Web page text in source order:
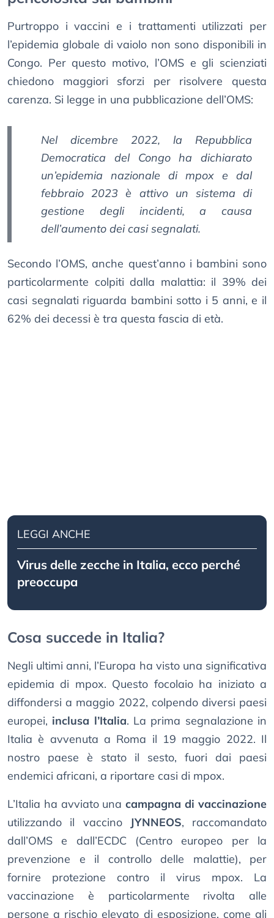
Purtroppo i vaccini e i trattamenti utilizzati per
l’epidemia globale di vaiolo non sono disponibili in
Congo. Per questo motivo, l’OMS e gli scienziati
chiedono maggiori sforzi per risolvere questa
carenza. Si legge in una pubblicazione dell’OMS:
Nel dicembre 2022, la Repubblica
Democratica del Congo ha dichiarato
un’epidemia nazionale di mpox e dal
febbraio 2023 è attivo un sistema di
gestione degli incidenti, a causa
dell’aumento dei casi segnalati.
Secondo l’OMS, anche quest’anno i bambini sono
particolarmente colpiti dalla malattia: il 39% dei
casi segnalati riguarda bambini sotto i 5 anni, e il
62% dei decessi è tra questa fascia di età.
LEGGI ANCHE
Virus delle zecche in Italia, ecco perché
preoccupa
Cosa succede in Italia?
Negli ultimi anni, l’Europa ha visto una significativa
epidemia di mpox. Questo focolaio ha iniziato a
diffondersi a maggio 2022, colpendo diversi paesi
europei, inclusa l’Italia. La prima segnalazione in
Italia è avvenuta a Roma il 19 maggio 2022. Il
nostro paese è stato il sesto, fuori dai paesi
endemici africani, a riportare casi di mpox.
L’Italia ha avviato unacampagna di vaccinazione
utilizzando il vaccino JYNNEOS, raccomandato
dall’OMS e dall’ECDC (Centro europeo per la
prevenzione e il controllo delle malattie), per
fornire protezione contro il virus mpox. La
vaccinazione è particolarmente rivolta alle
persone a rischio elevato di esposizione, come gli